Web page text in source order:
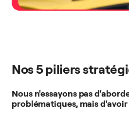
Nos 5 piliers
Nous n'essayons pas
problématiques, mais